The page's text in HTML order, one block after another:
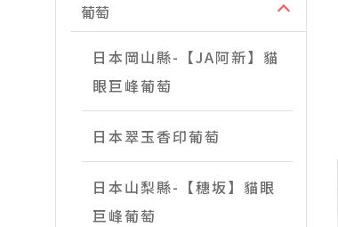
葡萄
日本岡山縣-【JA阿新】貓
眼巨峰葡萄
日本翠玉香印葡萄
日本山梨縣-【穗坂】貓眼
巨峰葡萄